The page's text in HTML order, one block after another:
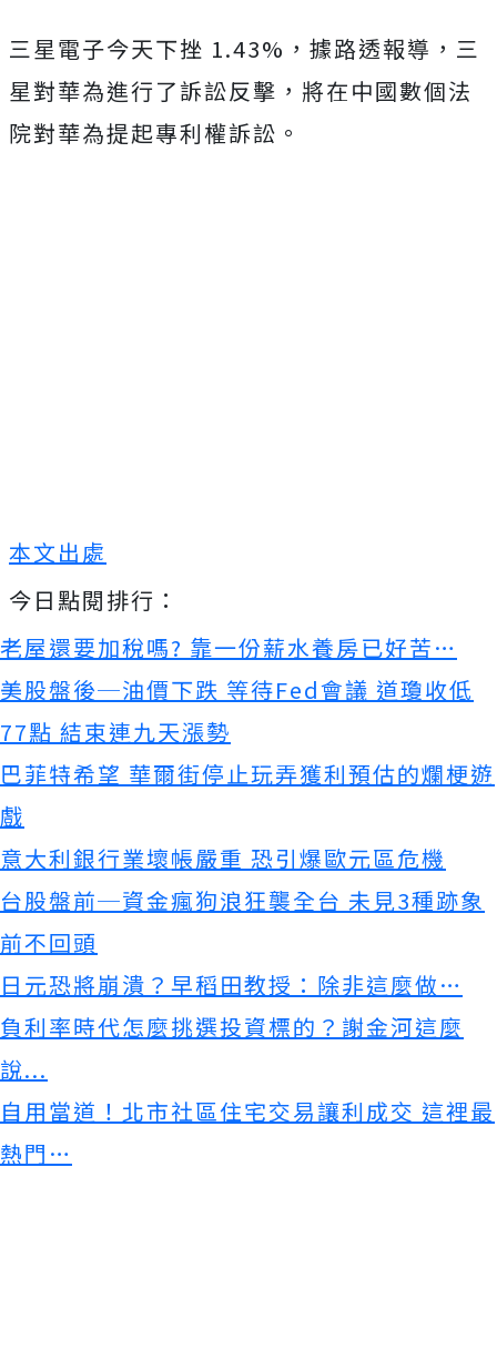
三星電子今天下挫 1.43%，據路透報導，三
星對華為進行了訴訟反擊，將在中國數個法
院對華為提起專利權訴訟。
本文出處
今日點閱排行：
老屋還要加稅嗎? 靠一份薪水養房已好苦…
美股盤後─油價下跌 等待Fed會議 道瓊收低
77點 結束連九天漲勢
巴菲特希望 華爾街停止玩弄獲利預估的爛梗遊
戲
意大利銀行業壞帳嚴重 恐引爆歐元區危機
台股盤前─資金瘋狗浪狂襲全台 未見3種跡象
前不回頭
日元恐將崩潰？早稻田教授：除非這麼做…
負利率時代怎麼挑選投資標的？謝金河這麼
說...
自用當道！北市社區住宅交易讓利成交 這裡最
熱門…